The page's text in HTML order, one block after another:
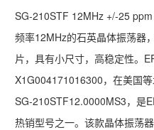
SG-210STF 12MHz +/-25
频率12MHz的石英晶体振荡器
片，具有小尺寸，高稳定性。
X1G004171016300，在美国
SG-210STF12.0000MS3，是
热销型号之一。该款晶体振荡